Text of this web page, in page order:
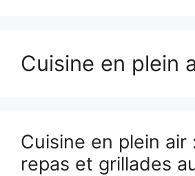
Cuisine en plein
Cuisine en plein air
repas et grillades